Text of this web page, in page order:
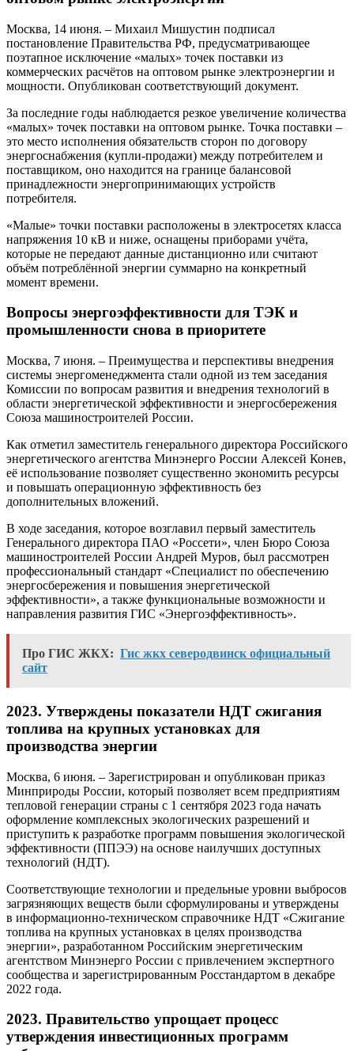
Москва, 14 июня. – Михаил Мишустин подписал
постановление Правительства РФ, предусматривающее
поэтапное исключение «малых» точек поставки из
коммерческих расчётов на оптовом рынке электроэнергии и
мощности. Опубликован соответствующий документ.
За последние годы наблюдается резкое увеличение количества
«малых» точек поставки на оптовом рынке. Точка поставки –
это место исполнения обязательств сторон по договору
энергоснабжения (купли-продажи) между потребителем и
поставщиком, оно находится на границе балансовой
принадлежности энергопринимающих устройств
потребителя.
«Малые» точки поставки расположены в электросетях класса
напряжения 10 кВ и ниже, оснащены приборами учёта,
которые не передают данные дистанционно или считают
объём потреблённой энергии суммарно на конкретный
момент времени.
Вопросы энергоэффективности для ТЭК и
промышленности снова в приоритете
Москва, 7 июня. – Преимущества и перспективы внедрения
системы энергоменеджмента стали одной из тем заседания
Комиссии по вопросам развития и внедрения технологий в
области энергетической эффективности и энергосбережения
Союза машиностроителей России.
Как отметил заместитель генерального директора Российского
энергетического агентства Минэнерго России Алексей Конев,
её использование позволяет существенно экономить ресурсы
и повышать операционную эффективность без
дополнительных вложений.
В ходе заседания, которое возглавил первый заместитель
Генерального директора ПАО «Россети», член Бюро Союза
машиностроителей России Андрей Муров, был рассмотрен
профессиональный стандарт «Специалист по обеспечению
энергосбережения и повышения энергетической
эффективности», а также функциональные возможности и
направления развития ГИС «Энергоэффективность».
Про ГИС ЖКХ: Гис жкх северодвинск официальный
сайт
2023. Утверждены показатели НДТ сжигания
топлива на крупных установках для
производства энергии
Москва, 6 июня. – Зарегистрирован и опубликован приказ
Минприроды России, который позволяет всем предприятиям
тепловой генерации страны с 1 сентября 2023 года начать
оформление комплексных экологических разрешений и
приступить к разработке программ повышения экологической
эффективности (ППЭЭ) на основе наилучших доступных
технологий (НДТ).
Соответствующие технологии и предельные уровни выбросов
загрязняющих веществ были сформулированы и утверждены
в информационно-техническом справочнике НДТ «Сжигание
топлива на крупных установках в целях производства
энергии», разработанном Российским энергетическим
агентством Минэнерго России с привлечением экспертного
сообщества и зарегистрированным Росстандартом в декабре
2022 года.
2023. Правительство упрощает процесс
утверждения инвестиционных программ